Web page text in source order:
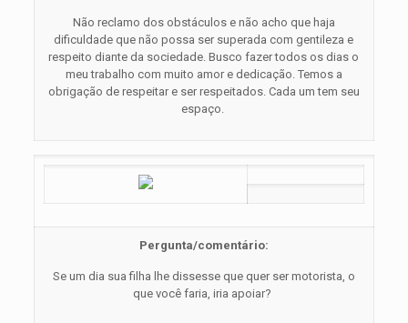
Não reclamo dos obstáculos e não acho que haja
dificuldade que não possa ser superada com gentileza e
respeito diante da sociedade. Busco fazer todos os dias o
meu trabalho com muito amor e dedicação. Temos a
obrigação de respeitar e ser respeitados. Cada um tem seu
espaço.
Pergunta/comentário:
Se um dia sua filha lhe dissesse que quer ser motorista, o
que você faria, iria apoiar?